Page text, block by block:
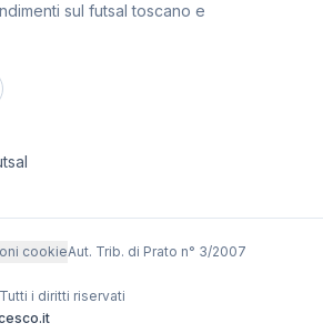
sul futsal toscano e
cookieAut. Trib. di Prato n° 3/2007
i diritti riservati